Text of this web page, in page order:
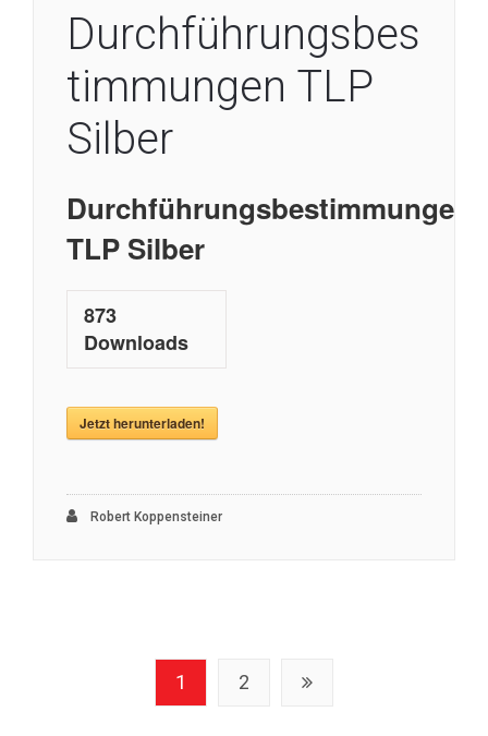
Durchführungsbes
timmungen TLP
Silber
Durchführungsbestimmungen
TLP Silber
873
Downloads
Jetzt herunterladen!
Robert Koppensteiner
Seitennummerierung
der
1 2